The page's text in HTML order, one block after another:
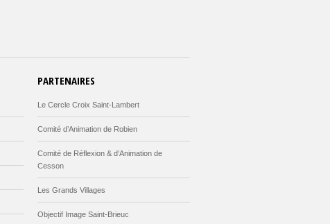
PARTENAIRES
Le Cercle Croix Saint-Lambert
Comité d’Animation de Robien
Comité de Réflexion & d’Animation de
Cesson
Les Grands Villages
Objectif Image Saint-Brieuc